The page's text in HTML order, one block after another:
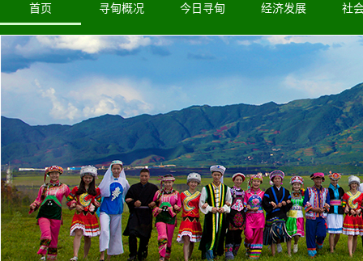
首页 寻甸概况 今日寻甸 经济发展 社